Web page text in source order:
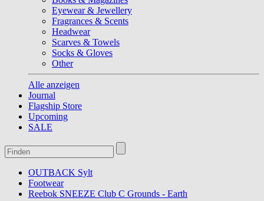
Eyewear & Jewellery
Fragrances & Scents
Headwear
Scarves & Towels
Socks & Gloves
Other
Alle anzeigen
Journal
Flagship Store
Upcoming
SALE
OUTBACK Sylt
Footwear
Reebok SNEEZE Club C Grounds - Earth